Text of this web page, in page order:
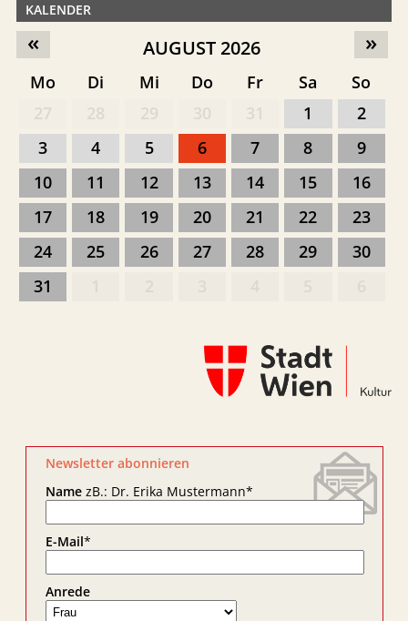
KALENDER
»
« AUGUST 2026
Mo Di Mi Do Fr Sa
So
1
2
3
4 5 6 7 8
9
10
11 12 13 14 15
16
17
18 19 20 21 22
23
24
25 26 27 28 29
30
31
Newsletter abonnieren
NamezB.: Dr. Erika Mustermann*
E-Mail*
Anrede